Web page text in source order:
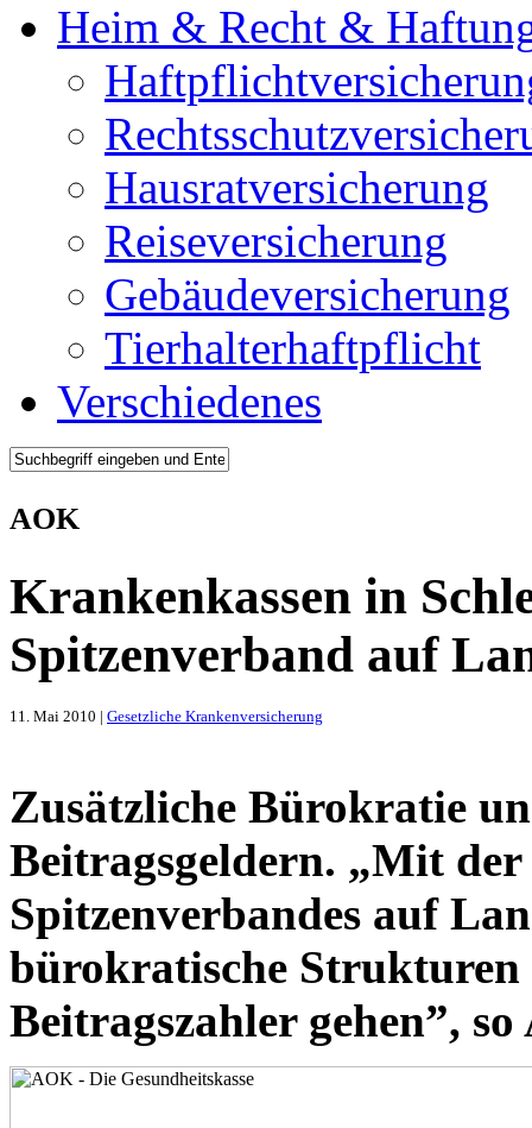
Heim & Recht &
Hausratversicherung
Reiseversicherung
Gebäudeversicherung
Tierhalterhaftpflicht
Verschiedenes
AOK
Krankenkassen in
Spitzenverband auf
11. Mai 2010 | Gesetzliche Krankenversicherung
Zusätzliche Bürokratie
Beitragsgeldern. „Mit
Spitzenverbandes auf
bürokratische Strukturen
Beitragszahler gehen”,